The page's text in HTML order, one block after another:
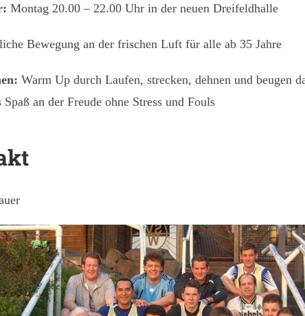
Montag 20.00 – 22.00 Uhr in der neuen Dreifeldhalle
Bewegung an der frischen Luft für alle ab 35 Jahre
Warm Up durch Laufen, strecken, dehnen und beugen
Spaß an der Freude ohne Stress und Fouls